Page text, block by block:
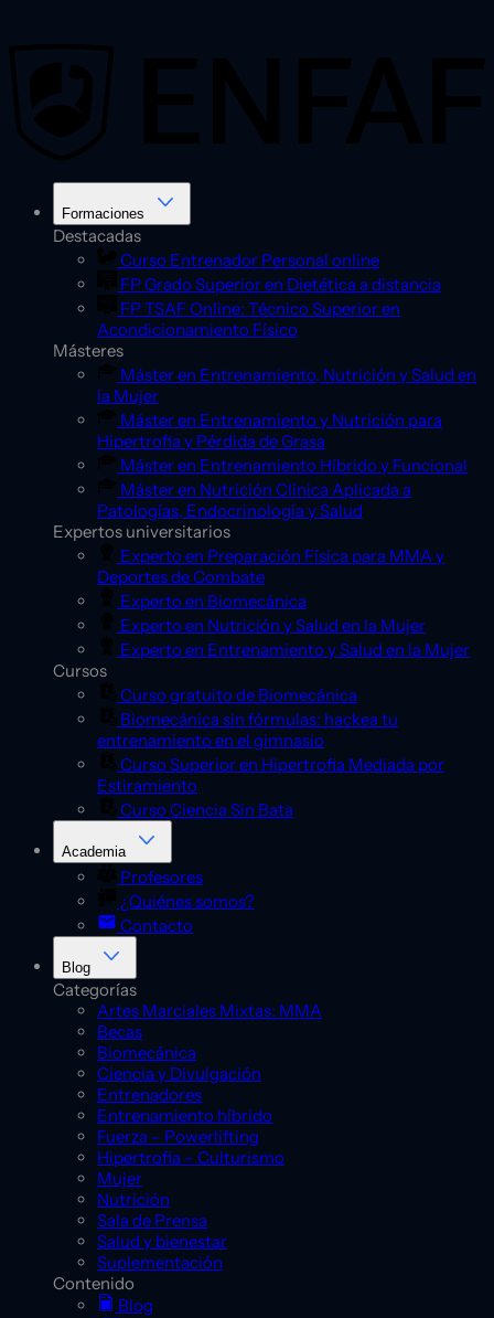
Formaciones
Destacadas
Curso Entrenador Personal online
FP Grado Superior en Dietética a distancia
FP TSAF Online: Técnico Superior en
Acondicionamiento Físico
Másteres
Máster en Entrenamiento, Nutrición y Salud en
la Mujer
Máster en Entrenamiento y Nutrición para
Hipertrofia y Pérdida de Grasa
Máster en Entrenamiento Híbrido y Funcional
Máster en Nutrición Clínica Aplicada a
Patologías, Endocrinología y Salud
Expertos universitarios
Experto en Preparación Física para MMA y
Deportes de Combate
Experto en Biomecánica
Experto en Nutrición y Salud en la Mujer
Experto en Entrenamiento y Salud en la Mujer
Cursos
Curso gratuito de Biomecánica
Biomecánica sin fórmulas: hackea tu
entrenamiento en el gimnasio
Curso Superior en Hipertrofia Mediada por
Estiramiento
Curso Ciencia Sin Bata
Academia
Profesores
¿Quiénes somos?
Contacto
Blog
Categorías
Artes Marciales Mixtas: MMA
Becas
Biomecánica
Ciencia y Divulgación
Entrenadores
Entrenamiento híbrido
Fuerza – Powerlifting
Hipertrofia – Culturismo
Mujer
Nutrición
Sala de Prensa
Salud y bienestar
Suplementación
Contenido
Blog